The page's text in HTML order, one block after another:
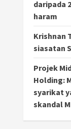
daripada
haram
Krishnan
siasatan
Projek
Holding:
syarikat
skandal